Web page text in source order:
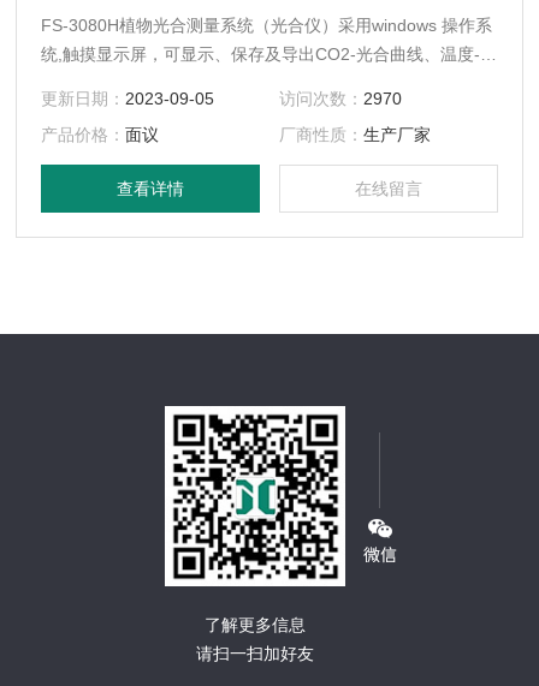
FS-3080H植物光合测量系统（光合仪）采用windows 操作系
统,触摸显示屏，可显示、保存及导出CO2-光合曲线、温度-光
用农学、林学、生态学、农业气象学等学
更新日期： 2023-09-05 访问次数： 2970
产品价格：面议 厂商性质： 生产厂家
查看详情 在线留言
了解更多信息
请扫一扫加好友